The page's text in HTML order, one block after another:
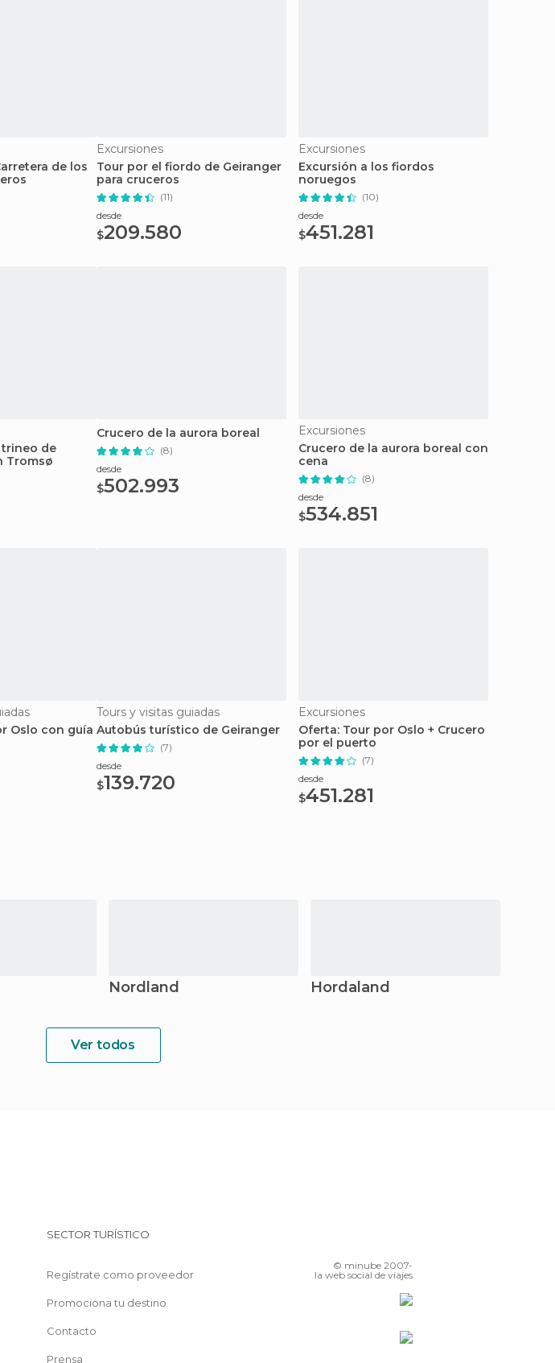
de los
Excursiones
Tour por el fiordo de Geiranger
para cruceros
(11)
desde
$209.580
Excursiones
Excursión a los fiordos
noruegos
(10)
desde
$451.281
de
Tromsø
Crucero de la aurora boreal
(8)
desde
$502.993
Excursiones
Crucero de la aurora boreal con
cena
(8)
desde
$534.851
Oslo con guía
Tours y visitas guiadas
Autobús turístico de Geiranger
(7)
desde
$139.720
Excursiones
Oferta: Tour por Oslo + Crucero
por el puerto
(7)
desde
$451.281
Nordland Hordaland
Ver todos
SECTOR TURÍSTICO
Regístrate como proveedor
Promociona tu destino
Contacto
Prensa
© minube 2007-
la web social de viajes